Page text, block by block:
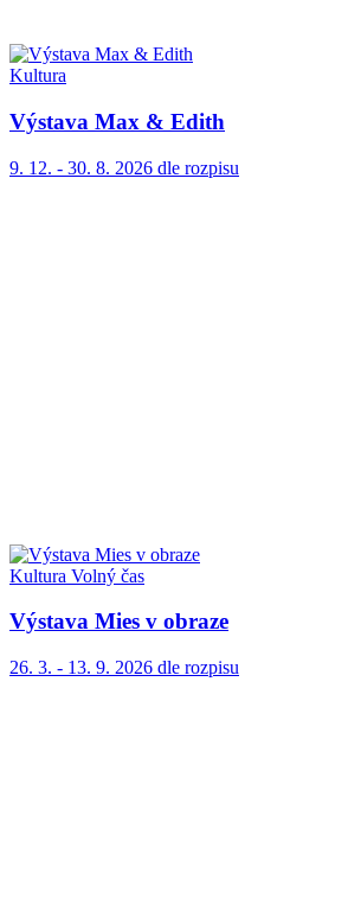
Kultura
Výstava Max & Edith
9. 12. - 30. 8. 2026 dle rozpisu
Kultura Volný čas
Výstava Mies v obraze
26. 3. - 13. 9. 2026 dle rozpisu